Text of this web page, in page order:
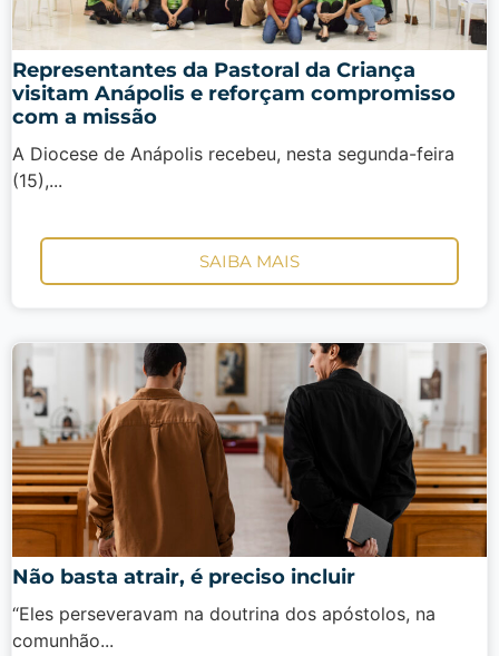
Representantes da Pastoral da Criança
visitam Anápolis e reforçam compromisso
com a missão
A Diocese de Anápolis recebeu, nesta segunda-feira
(15),...
SAIBA MAIS
Não basta atrair, é preciso incluir
“Eles perseveravam na doutrina dos apóstolos, na
comunhão...